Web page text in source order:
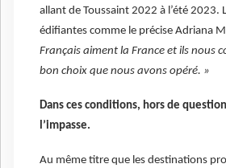
allant de Toussaint 2022 à l’été 2023.
édifiantes comme le précise Adriana
Français aiment la France et ils nous
bon choix que nous avons opéré. »
Dans ces conditions, hors de
l’impasse.
Au même titre que les destinations